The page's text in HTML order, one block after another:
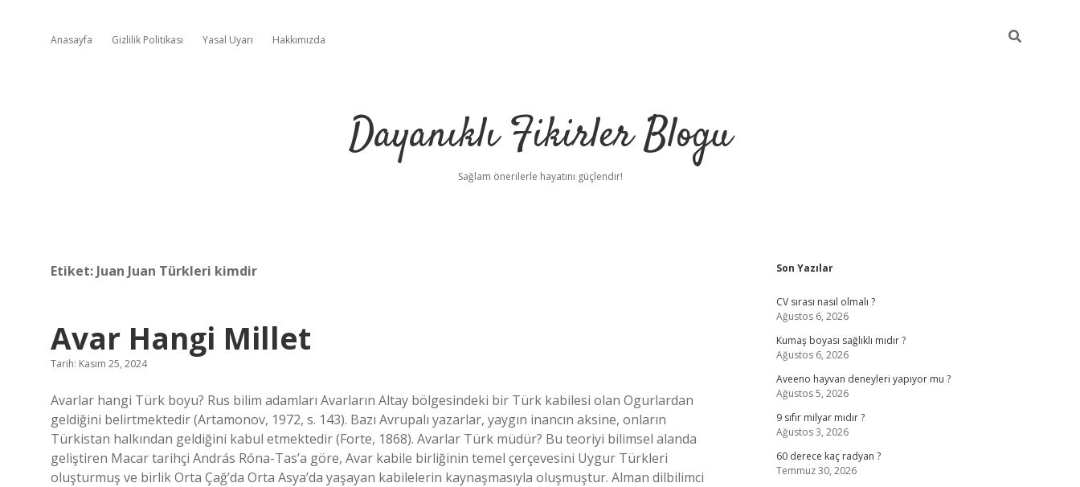
Anasayfa Gizlilik Politikası Yasal Uyarı Hakkımızda
Dayanıklı Fikirler Blogu
Sağlam önerilerle hayatını güçlendir!
Etiket: Juan Juan Türkleri kimdir
Avar Hangi Millet
Tarih: Kasım 25, 2024
Avarlar hangi Türk boyu? Rus bilim adamları Avarların Altay bölgesindeki bir Türk kabilesi olan Ogurlardan
geldiğini belirtmektedir (Artamonov, 1972, s. 143). Bazı Avrupalı ​​yazarlar, yaygın inancın aksine, onların
Türkistan halkından geldiğini kabul etmektedir (Forte, 1868). Avarlar Türk müdür? Bu teoriyi bilimsel alanda
geliştiren Macar tarihçi András Róna-Tas’a göre, Avar kabile birliğinin temel çerçevesini Uygur Türkleri
oluşturmuş ve birlik Orta Çağ’da Orta Asya’da yaşayan kabilelerin kaynaşmasıyla oluşmuştur. Alman dilbilimci
Sidebar
Son Yazılar
CV sırası nasıl olmalı ?
Ağustos 6, 2026
Kumaş boyası sağlıklı mıdır ?
Ağustos 6, 2026
Aveeno hayvan deneyleri yapıyor mu ?
Ağustos 5, 2026
9 sıfır milyar mıdır ?
Ağustos 3, 2026
60 derece kaç radyan ?
Temmuz 30, 2026